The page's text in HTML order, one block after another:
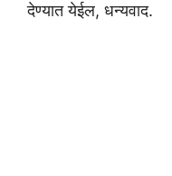
देण्यात येईल, धन्यवाद.